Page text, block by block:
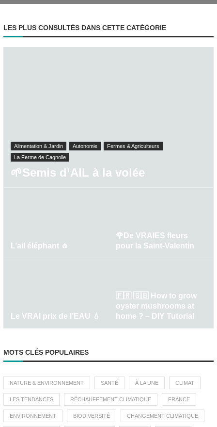
LES PLUS CONSULTÉS DANS CETTE CATÉGORIE
Alimentation & Jardin Autonomie
Fermes & Agriculteurs
La Ferme de Cagnolle
🌱Semis d’AIL à la volée
L’ail éléphant 🧄
🌹De VRAIES fleurs
pour la Saint-Valentin
Le VRAI prix de l’EAU 💧
🇫🇷 🇬🇧 How to grow
oyster mushrooms at
home ? – DIY Tutorial
MOTS CLÉS POPULAIRES
NATURE & ENVIRONNEMENT SANTÉ À LA UNE CLIMAT
LES TENDANCES RÉCHAUFFEMENT CLIMATIQUE FRANCE
ENVIRONNEMENT BIODIVERSITÉ CHANGEMENT CLIMATIQUE